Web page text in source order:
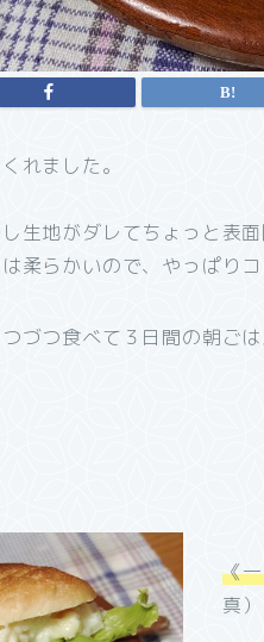
れました。
生地がダレてちょっと表
柔らかいので、やっぱり
づつ食べて３日間の朝ごは
《
真）